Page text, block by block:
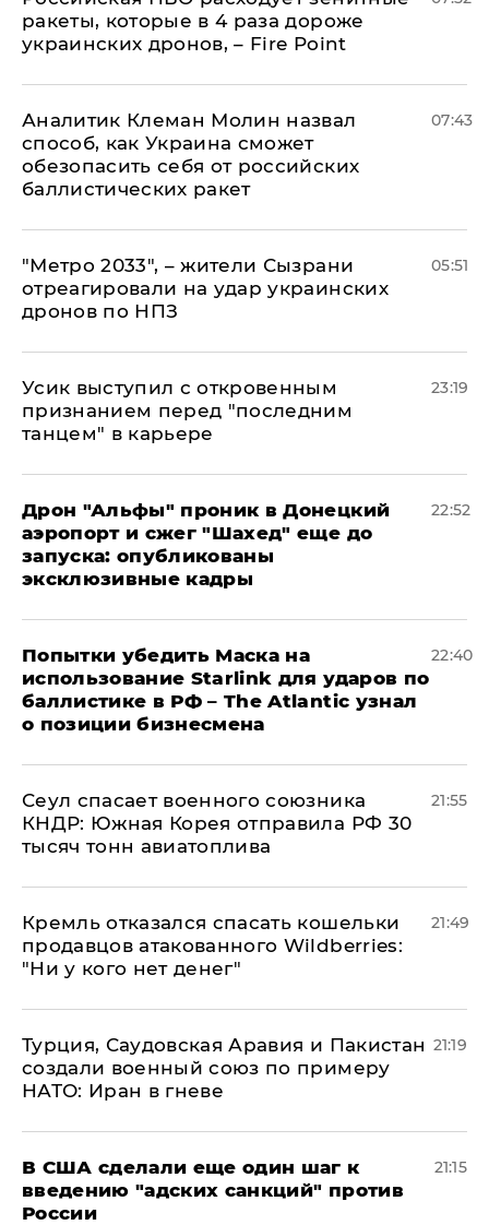
ракеты, которые в 4 раза дороже
украинских дронов, – Fire Point
Аналитик Клеман Молин назвал
способ, как Украина сможет
обезопасить себя от российских
баллистических ракет
07:43
"Метро 2033", – жители Сызрани
отреагировали на удар украинских
дронов по НПЗ
05:51
Усик выступил с откровенным
признанием перед "последним
танцем" в карьере
23:19
Дрон "Альфы" проник в Донецкий
аэропорт и сжег "Шахед" еще до
запуска: опубликованы
эксклюзивные кадры
22:52
Попытки убедить Маска на
использование Starlink для ударов по
баллистике в РФ – The Atlantic узнал
о позиции бизнесмена
22:40
​Сеул спасает военного союзника
КНДР: Южная Корея отправила РФ 30
тысяч тонн авиатоплива
21:55
Кремль отказался спасать кошельки
продавцов атакованного Wildberries:
"Ни у кого нет денег"
21:49
Турция, Саудовская Аравия и Пакистан
создали военный союз по примеру
НАТО: Иран в гневе
21:19
В США сделали еще один шаг к
введению "адских санкций" против
России
21:15